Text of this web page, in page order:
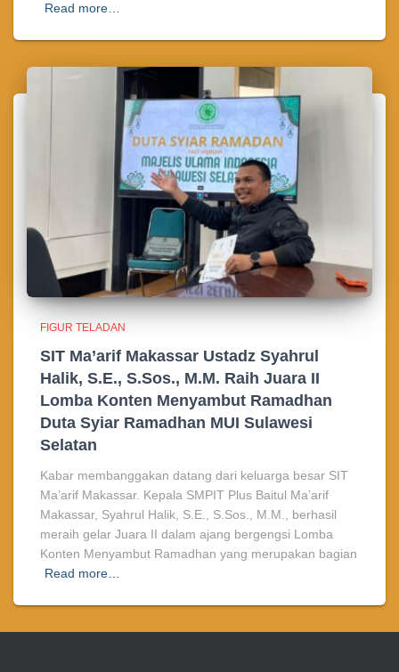
Read more…
FIGUR TELADAN
SIT Ma’arif Makassar Ustadz Syahrul
Halik, S.E., S.Sos., M.M. Raih Juara II
Lomba Konten Menyambut Ramadhan
Duta Syiar Ramadhan MUI Sulawesi
Selatan
Kabar membanggakan datang dari keluarga besar SIT
Ma’arif Makassar. Kepala SMPIT Plus Baitul Ma’arif
Makassar, Syahrul Halik, S.E., S.Sos., M.M., berhasil
meraih gelar Juara II dalam ajang bergengsi Lomba
Konten Menyambut Ramadhan yang merupakan bagian
Read more…